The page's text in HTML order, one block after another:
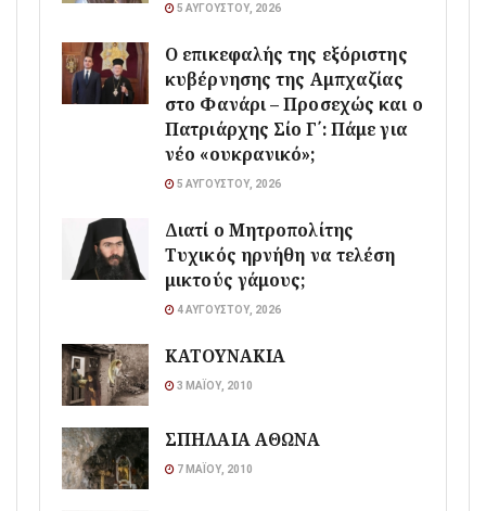
5 ΑΥΓΟΎΣΤΟΥ, 2026
Ο επικεφαλής της εξόριστης
κυβέρνησης της Αμπχαζίας
στο Φανάρι – Προσεχώς και ο
Πατριάρχης Σίο Γ΄: Πάμε για
νέο «ουκρανικό»;
5 ΑΥΓΟΎΣΤΟΥ, 2026
Διατί ο Μητροπολίτης
Τυχικός ηρνήθη να τελέση
μικτούς γάμους;
4 ΑΥΓΟΎΣΤΟΥ, 2026
ΚΑΤΟΥΝΑΚΙΑ
3 ΜΑΪ́ΟΥ, 2010
ΣΠΗΛΑΙΑ ΑΘΩΝΑ
7 ΜΑΪ́ΟΥ, 2010